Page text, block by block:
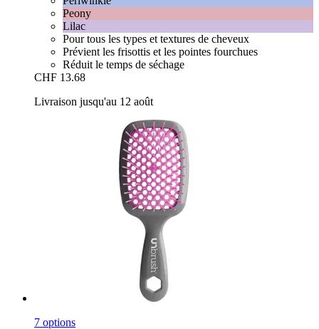
Peony
Lilac
Pour tous les types et textures de cheveux
Prévient les frisottis et les pointes fourchues
Réduit le temps de séchage
CHF 13.68
Livraison jusqu'au 12 août
7 options